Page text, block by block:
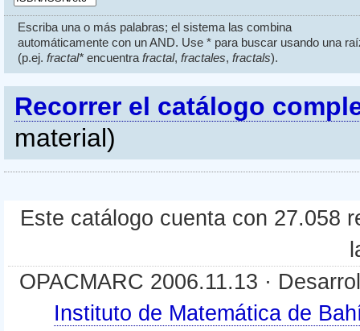
Escriba una o más palabras; el sistema las combina
automáticamente con un AND. Use * para buscar usando una
(p.ej. fractal*encuentra fractal, fractales, fractals).
Recorrer el catálogo
material)
Este catálogo cuenta con 27.058
OPACMARC 2006.11.13 ·
Instituto de Matemática de